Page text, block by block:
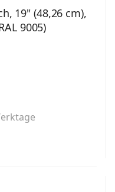
19" (48,26 cm),
9005)